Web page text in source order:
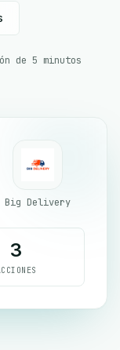
de 5 minutos
Big Delivery
3